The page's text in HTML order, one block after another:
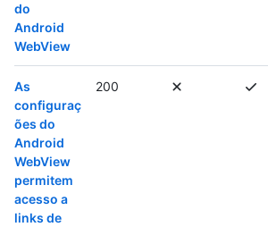
do
Android
WebView
As
configuraç
ões do
Android
WebView
permitem
acesso a
links de
200